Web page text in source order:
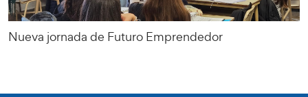
Nueva jornada de Futuro Emprendedor